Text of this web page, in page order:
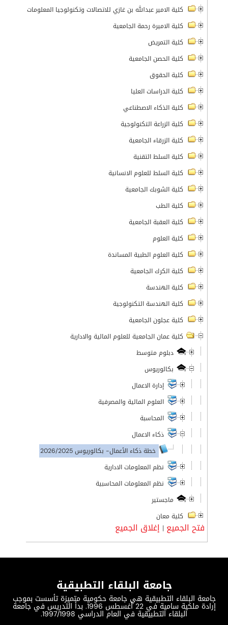
كلية الامير عبدالله بن غازي للاتصالات وتكنولوجيا المعلومات
كلية الاميرة رحمة الجامعية
كلية التمريض
كلية الحصن الجامعية
كلية الحقوق
كلية الدراسات العليا
كلية الذكاء الاصطناعي
كلية الزراعة التكنولوجية
كلية الزرقاء الجامعية
كلية السلط التقنية
كلية السلط للعلوم الانسانية
كلية الشوبك الجامعية
كلية الطب
كلية العقبة الجامعية
كلية العلوم
كلية العلوم الطبية المساندة
كلية الكرك الجامعية
كلية الهندسة
كلية الهندسة التكنولوجية
كلية عجلون الجامعية
كلية عمان الجامعية للعلوم المالية والادارية
دبلوم متوسط
بكالوريوس
إدارة الاعمال
العلوم المالية والمصرفية
المحاسبة
ذكاء الاعمال
خطة ذكاء الأعمال- بكالوريوس 2026/2025
نظم المعلومات الادارية
نظم المعلومات المحاسبية
ماجستير
كلية معان
فتح الجميع | إغلاق الجميع
جامعة البلقاء التطبيقية
جامعة البلقاء التطبيقية هي جامعة حكومية متميزة تأسست بموجب
إرادة ملكية سامية في 22 أغسطس 1996. بدأ التدريس في جامعة
البلقاء التطبيقية في العام الدراسي 1997/1998.